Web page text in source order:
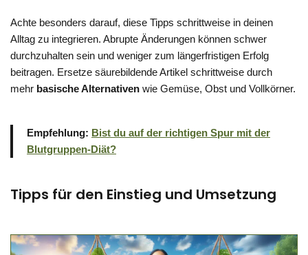
Achte besonders darauf, diese Tipps schrittweise in deinen
Alltag zu integrieren. Abrupte Änderungen können schwer
durchzuhalten sein und weniger zum längerfristigen Erfolg
beitragen. Ersetze säurebildende Artikel schrittweise durch
mehr basische Alternativen wie Gemüse, Obst und Vollkörner.
Empfehlung: Bist du auf der richtigen Spur mit der
Blutgruppen-Diät?
Tipps für den Einstieg und Umsetzung